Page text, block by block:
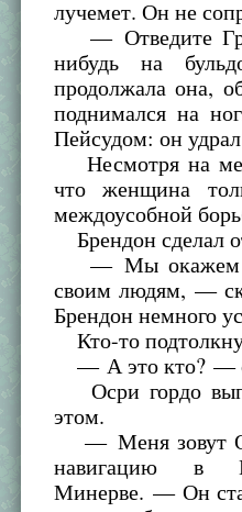
лучемет. Он не
— Отведите
нибудь на
продолжала она,
поднимался на
Пейсудом: он
Несмотря на
что женщина
междоусобной
Брендон сделал
— Мы окажем
своим людям, —
Брендон немного
Кто-то
— А это кто? —
Осри гордо
этом.
— Меня зовут
навигацию в
Минерве. — Он